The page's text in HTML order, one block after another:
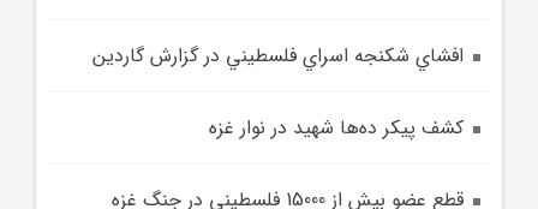
افشاي شکنجه اسراي فلسطيني در گزارش گاردين
کشف پيکر ده‌ها شهيد در نوار غزه
قطع عضو بيش از 15000 فلسطيني در جنگ غزه